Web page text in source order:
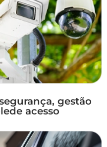
gestão
acesso